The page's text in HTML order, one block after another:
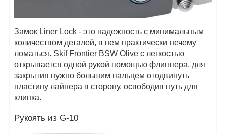
Замок Liner Lock - это надежность с минимальным
количеством деталей, в нем практически нечему
ломаться. Skif Frontier BSW Olive с легкостью
открывается одной рукой помощью флиппера, для
закрытия нужно большим пальцем отодвинуть
пластину лайнера в сторону, освободив путь для
клинка.
Рукоять из G-10